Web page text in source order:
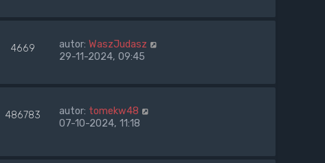
4669 autor: WaszJudasz
29-11-2024, 09:45
486783 autor: tomekw48
07-10-2024, 11:18